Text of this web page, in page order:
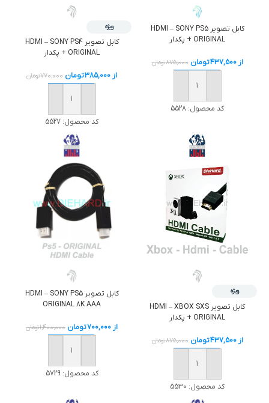
کابل تصوير HDMI – SONY PS5
ORIGINAL + پکدار
از437,500تومان 875,000تومان
خرید
کد محصول: 5528
ویژه
کابل تصوير HDMI – SONY PS4
ORIGINAL + پکدار
از 385,000تومان 770,000تومان
خرید
کد محصول: 5527
ویژه
کابل تصوير HDMI – XBOX SXS
ORIGINAL + پکدار
از437,500تومان 875,000تومان
خرید
کد محصول: 5530
کابل تصوير HDMI – SONY PS5
ORIGINAL 8K AAA
از 700,000تومان 1,400,000تومان
خرید
کد محصول:5729